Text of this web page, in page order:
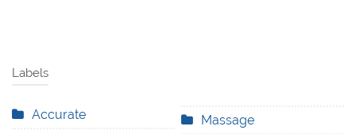
Labels
Accurate
Massage